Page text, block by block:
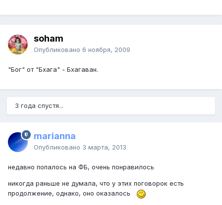
soham
Опубликовано 6 ноября, 2009
"Бог" от "Бхага" - Бхагаван.
3 года спустя...
marianna
Опубликовано 3 марта, 2013
недавно попалось на ФБ, очень понравилось
никогда раньше не думала, что у этих поговорок есть
продолжение, однако, оно оказалось